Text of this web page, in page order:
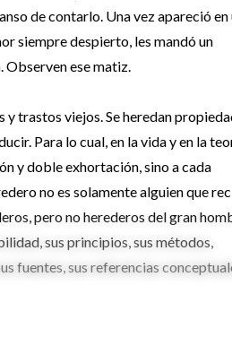
de contarlo. Una vez apareció en
siempre despierto, les mandó un
ese matiz.
trastos viejos. Se heredan
Para lo cual, en la vida y en la
y doble exhortación, sino a cada
no es solamente alguien que
pero no herederos del gran
sus principios, sus métodos,
fuentes, sus referencias